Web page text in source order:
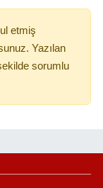
etmiş
Yazılan
sorumlu